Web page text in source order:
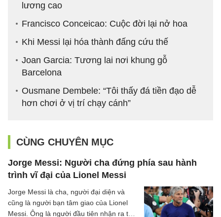
lương cao
Francisco Conceicao: Cuộc đời lại nở hoa
Khi Messi lại hóa thành đấng cứu thế
Joan Garcia: Tương lai nơi khung gỗ
Barcelona
Ousmane Dembele: “Tôi thấy đá tiền đạo dễ
hơn chơi ở vị trí chạy cánh”
CÙNG CHUYÊN MỤC
Jorge Messi: Người cha đứng phía sau hành
trình vĩ đại của Lionel Messi
Jorge Messi là cha, người đại diện và
cũng là người bạn tâm giao của Lionel
Messi. Ông là người đầu tiên nhận ra tài